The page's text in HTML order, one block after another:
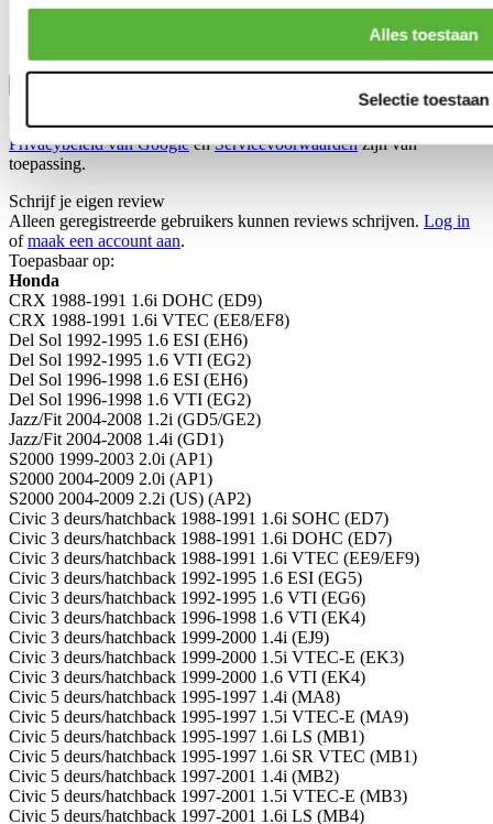
Alles toestaan
Selectie toestaan
Dit formulier wordt beschermd door reCAPTCHA - het
Privacybeleid van GoogleenServicevoorwaardenzijn van
toepassing.
Schrijf je eigen review
Alleen geregistreerde gebruikers kunnen reviews schrijven. Log in
ofmaak een account aan.
Toepasbaar op:
Honda
CRX 1988-1991 1.6i DOHC (ED9)
CRX 1988-1991 1.6i VTEC (EE8/EF8)
Del Sol 1992-1995 1.6 ESI (EH6)
Del Sol 1992-1995 1.6 VTI (EG2)
Del Sol 1996-1998 1.6 ESI (EH6)
Del Sol 1996-1998 1.6 VTI (EG2)
Jazz/Fit 2004-2008 1.2i (GD5/GE2)
Jazz/Fit 2004-2008 1.4i (GD1)
S2000 1999-2003 2.0i (AP1)
S2000 2004-2009 2.0i (AP1)
S2000 2004-2009 2.2i (US) (AP2)
Civic 3 deurs/hatchback 1988-1991 1.6i SOHC (ED7)
Civic 3 deurs/hatchback 1988-1991 1.6i DOHC (ED7)
Civic 3 deurs/hatchback 1988-1991 1.6i VTEC (EE9/EF9)
Civic 3 deurs/hatchback 1992-1995 1.6 ESI (EG5)
Civic 3 deurs/hatchback 1992-1995 1.6 VTI (EG6)
Civic 3 deurs/hatchback 1996-1998 1.6 VTI (EK4)
Civic 3 deurs/hatchback 1999-2000 1.4i (EJ9)
Civic 3 deurs/hatchback 1999-2000 1.5i VTEC-E (EK3)
Civic 3 deurs/hatchback 1999-2000 1.6 VTI (EK4)
Civic 5 deurs/hatchback 1995-1997 1.4i (MA8)
Civic 5 deurs/hatchback 1995-1997 1.5i VTEC-E (MA9)
Civic 5 deurs/hatchback 1995-1997 1.6i LS (MB1)
Civic 5 deurs/hatchback 1995-1997 1.6i SR VTEC (MB1)
Civic 5 deurs/hatchback 1997-2001 1.4i (MB2)
Civic 5 deurs/hatchback 1997-2001 1.5i VTEC-E (MB3)
Civic 5 deurs/hatchback 1997-2001 1.6i LS (MB4)